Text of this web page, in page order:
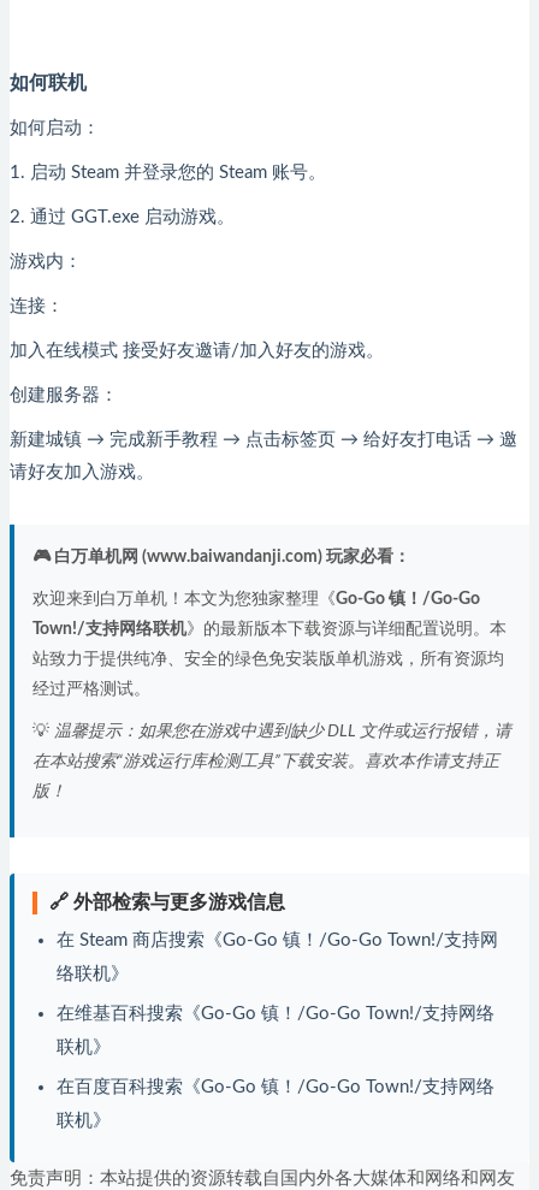
如何联机
如何启动：
1. 启动 Steam 并登录您的 Steam 账号。
2. 通过 GGT.exe 启动游戏。
游戏内：
连接：
加入在线模式 接受好友邀请/加入好友的游戏。
创建服务器：
新建城镇 → 完成新手教程 → 点击标签页 → 给好友打电话 → 邀
请好友加入游戏。
🎮 白万单机网 (www.baiwandanji.com) 玩家必看：
欢迎来到白万单机！本文为您独家整理《Go-Go 镇！/Go-Go
Town!/支持网络联机》的最新版本下载资源与详细配置说明。本
站致力于提供纯净、安全的绿色免安装版单机游戏，所有资源均
经过严格测试。
💡 温馨提示：如果您在游戏中遇到缺少 DLL 文件或运行报错，请
在本站搜索“游戏运行库检测工具”下载安装。喜欢本作请支持正
版！
🔗 外部检索与更多游戏信息
在 Steam 商店搜索《Go-Go 镇！/Go-Go Town!/支持网
络联机》
在维基百科搜索《Go-Go 镇！/Go-Go Town!/支持网络
联机》
在百度百科搜索《Go-Go 镇！/Go-Go Town!/支持网络
联机》
免责声明：本站提供的资源转载自国内外各大媒体和网络和网友